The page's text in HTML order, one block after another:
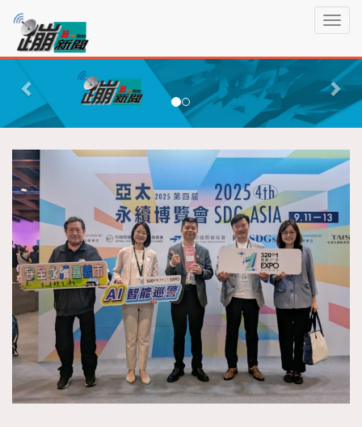
T
g
l
e
v
g
t
i
蹦
新
聞P
r
v
i
o
u
s
N
e
x
t